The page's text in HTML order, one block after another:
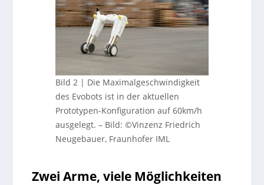
Bild 2 | Die Maximalgeschwindigkeit
des Evobots ist in der aktuellen
Prototypen-Konfiguration auf 60km/h
ausgelegt. – Bild: ©Vinzenz Friedrich
Neugebauer, Fraunhofer IML
Zwei Arme, viele Möglichkeiten